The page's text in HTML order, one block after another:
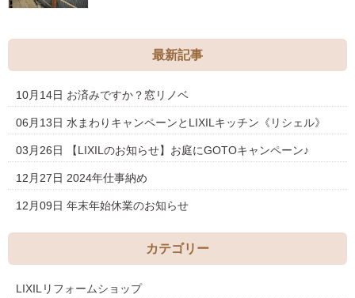
最新記事
10月14日 お済みですか？窓リノベ
06月13日 水まわりキャンペーンとLIXILキッチン《リシェル》
03月26日 【LIXILのお知らせ】お庭にGOTOキャンペーン♪
12月27日 2024年仕事納め
12月09日 年末年始休業のお知らせ
カテゴリー
LIXILリフォームショップ